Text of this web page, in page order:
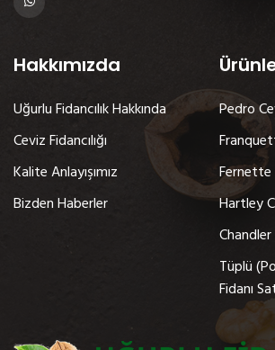
Hakkımızda
Uğurlu Fidancılık Hakkında
Ceviz Fidancılığı
Kalite Anlayışımız
Bizden Haberler
Pedro
Fernette
Hartley
Chandler
Tüplü
Fidanı